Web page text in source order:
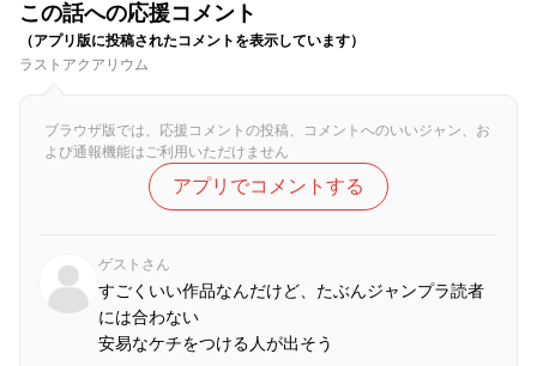
この話への応援コメント
（アプリ版に投稿されたコメントを表示しています）
ラストアクアリウム
ブラウザ版では、応援コメントの投稿、コメントへのいいジャン、お
よび通報機能はご利用いただけません
アプリでコメントする
ゲストさん
すごくいい作品なんだけど、たぶんジャンプラ読者
には合わない
安易なケチをつける人が出そう